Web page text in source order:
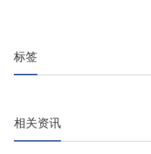
标签
相关资讯